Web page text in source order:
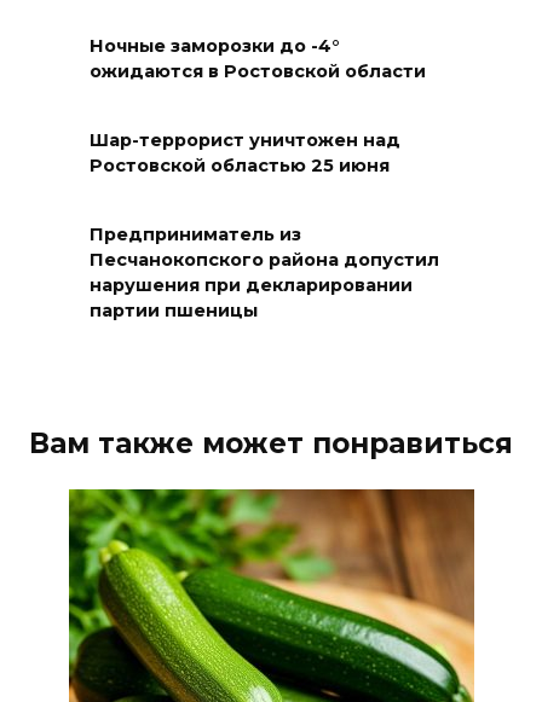
техногенных пожаров и 30
возгораний растительности
предупреждение из-за
высокого риска пожаров
08 августа 2026 09:32
вражеские БПЛА
08 августа 2026 09:29
Аномальная жара до +40 °C
накроет Ростов-на-Дону 8
августа
08 августа 2026 09:23
Ночные заморозки до -4°
ожидаются в Ростовской области
Шар-террорист уничтожен над
Ростовской областью 25 июня
Предприниматель из
Песчанокопского района допустил
нарушения при декларировании
партии пшеницы
Вам также может понравиться